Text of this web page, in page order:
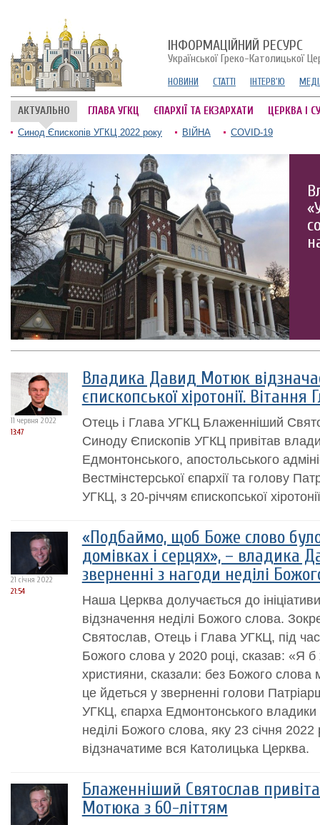
ІНФОРМАЦІЙНИЙ РЕСУРС
Української Греко-Католицької
НОВИНИ СТАТТІ ІНТЕРВ'Ю
АКТУАЛЬНО ГЛАВА УГКЦ ЄПАРХІЇ ТА ЕКЗАРХАТИ ЦЕРКВА І
Синод Єпископів УГКЦ 2022 року ВІЙНА COVID-19
11 червня 2022
13:47
Владика Давид Мотюк
єпископської хіротонії. Вітання
Отець і Глава УГКЦ Блаженніший
Синоду Єпископів УГКЦ привітав
Едмонтонського, апостольського
Вестмінстерської єпархії та голову
УГКЦ, з 20-річчям єпископської
21 січня 2022
21:54
«Подбаймо, щоб Боже слово
домівках і серцях», – владика
зверненні з нагоди неділі
Наша Церква долучається до
відзначення неділі Божого слова.
Святослав, Отець і Глава УГКЦ, під
Божого слова у 2020 році, сказав: «Я б
християни, сказали: без Божого
це йдеться у зверненні голови
УГКЦ, єпарха Едмонтонського
неділі Божого слова, яку 23 січня 2022
відзначатиме вся Католицька Церква.
Блаженніший Святослав
Мотюка з 60-літтям